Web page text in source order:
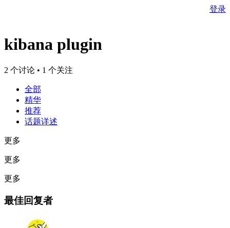
登录
kibana plugin
2 个讨论 • 1 个关注
全部
精华
推荐
话题详述
更多
更多
更多
最佳回复者